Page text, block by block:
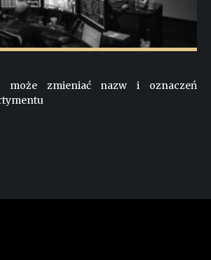
może zmieniać nazw i oznaczeń